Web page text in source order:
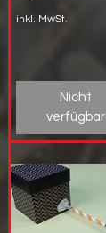
inkl. MwSt.
Nicht
verfügbar